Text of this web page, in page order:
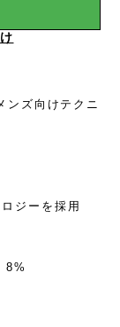
ンズ向けテクニ
ジーを採用
8%